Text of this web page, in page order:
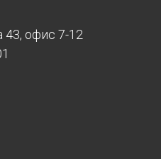
43, офис 7-12